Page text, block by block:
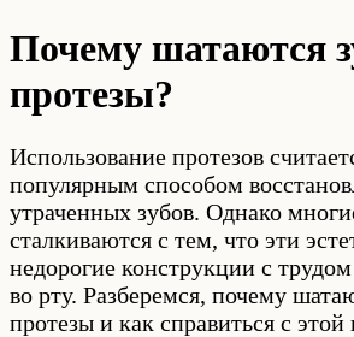
Почему шатаются
протезы?
Использование протезов
популярным способом
утраченных зубов. Однако
сталкиваются с тем, что эти
недорогие конструкции с
во рту. Разберемся, почему
протезы и как справиться с